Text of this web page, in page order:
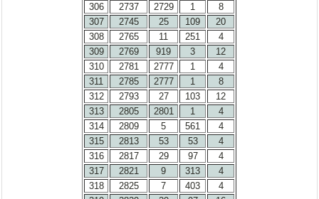
306
2737 2729 1
8
307
2745 25 109
20
308
2765 11 251
4
309
2769 919 3
12
310
2781 2777 1
4
311
2785 2777 1
8
312
2793 27 103
12
313
2805 2801 1
4
314
2809 5 561
4
315
2813 53 53
4
316
2817 29 97
4
317
2821 9 313
4
318
2825 7 403
4